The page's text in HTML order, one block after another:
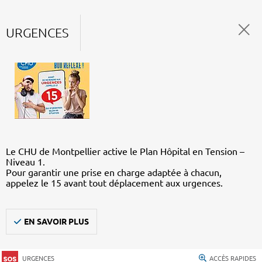
URGENCES
Le CHU de Montpellier active le Plan Hôpital en Tension –
Niveau 1.
Pour garantir une prise en charge adaptée à chacun,
appelez le 15 avant tout déplacement aux urgences.
EN SAVOIR PLUS
URGENCES ACCÈS RAPIDES